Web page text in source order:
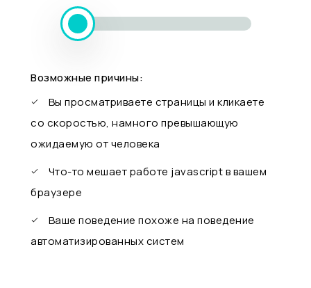
Возможные причины:
Вы просматриваете страницы и кликаете
со скоростью, намного превышающую
ожидаемую от человека
Что-то мешает работе javascript в вашем
браузере
Ваше поведение похоже на поведение
автоматизированных систем